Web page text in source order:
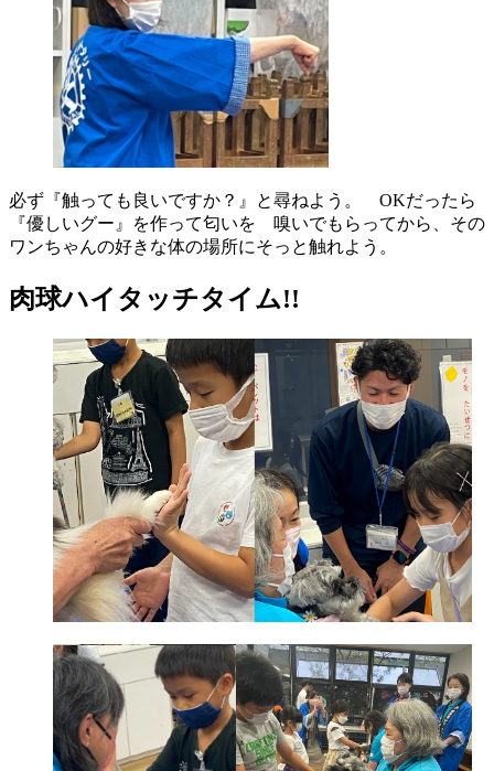
必ず『触っても良いですか？』と尋ねよう。 OKだったら
『優しいグー』を作って匂いを 嗅いでもらってから、その
ワンちゃんの好きな体の場所にそっと触れよう。
肉球ハイタッチタイム!!